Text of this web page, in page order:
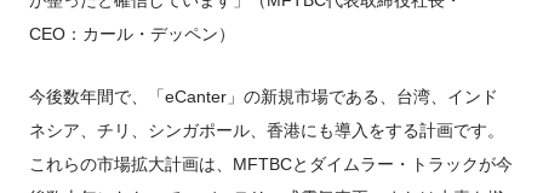
CEO：カール・デッペン）
今後数年間で、「eCanter」の新規市場である、台湾、インド
ネシア、チリ、シンガポール、香港にも導入をする計画です。
これらの市場拡大計画は、MFTBCとダイムラー・トラックが今